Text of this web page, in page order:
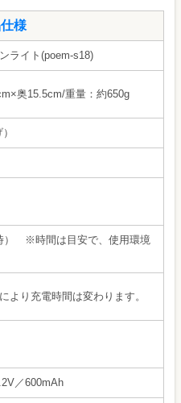
様
ライト(poem-s18)
奥15.5cm/重量：約650g
） ※時間は目安で、使用環境
り充電時間は変わります。
／600mAh